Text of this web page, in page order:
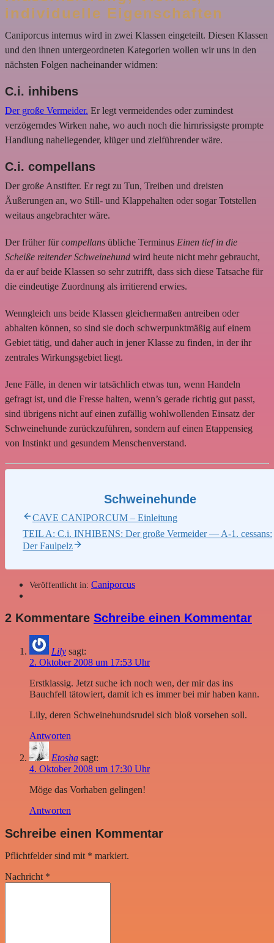
individuelle Eigenschaften
Caniporcus internus wird in zwei Klassen eingeteilt. Diesen Klassen
und den ihnen untergeordneten Kategorien wollen wir uns in den
nächsten Folgen nacheinander widmen:
C.i. inhibens
Der große Vermeider. Er legt vermeidendes oder zumindest
verzögerndes Wirken nahe, wo auch noch die hirnrissigste prompte
Handlung naheliegender, klüger und zielführender wäre.
C.i. compellans
Der große Anstifter. Er regt zu Tun, Treiben und dreisten
Äußerungen an, wo Still- und Klappehalten oder sogar Totstellen
weitaus angebrachter wäre.
Der früher fürcompellans übliche Terminus Einen tief in die
Scheiße reitender Schweinehund wird heute nicht mehr gebraucht,
da er auf beide Klassen so sehr zutrifft, dass sich diese Tatsache für
die eindeutige Zuordnung als irritierend erwies.
Wenngleich uns beide Klassen gleichermaßen antreiben oder
abhalten können, so sind sie doch schwerpunktmäßig auf einem
Gebiet tätig, und daher auch in jener Klasse zu finden, in der ihr
zentrales Wirkungsgebiet liegt.
Jene Fälle, in denen wir tatsächlich etwas tun, wenn Handeln
gefragt ist, und die Fresse halten, wenn’s gerade richtig gut passt,
sind übrigens nicht auf einen zufällig wohlwollenden Einsatz der
Schweinehunde zurückzuführen, sondern auf einen Etappensieg
von Instinkt und gesundem Menschenverstand.
Schweinehunde
CAVE CANIPORCUM – Einleitung
TEIL A: C.i. INHIBENS: Der große Vermeider — A-1. cessans:
Der Faulpelz
Veröffentlicht in: Caniporcus
2 Kommentare Schreibe einen Kommentar
Lily sagt:
2. Oktober 2008 um 17:53 Uhr
Erstklassig. Jetzt suche ich noch wen, der mir das ins
Bauchfell tätowiert, damit ich es immer bei mir haben kann.
Lily, deren Schweinehundsrudel sich bloß vorsehen soll.
Antworten
Etosha sagt:
4. Oktober 2008 um 17:30 Uhr
Möge das Vorhaben gelingen!
Antworten
Schreibe einen Kommentar
Pflichtfelder sind mit * markiert.
Nachricht *